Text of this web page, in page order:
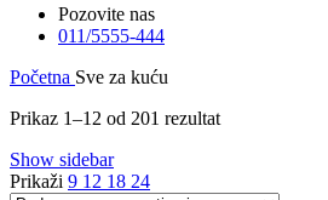
Pozovite nas
011/5555-444
Početna Sve za kuću
Prikaz 1–12 od 201 rezultat
Show sidebar
Prikaži 9 12 18 24